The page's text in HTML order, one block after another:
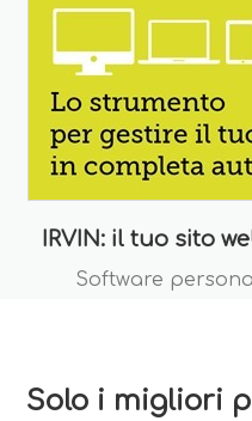
IRVIN: il tuo sito
Software
Solo i migliori